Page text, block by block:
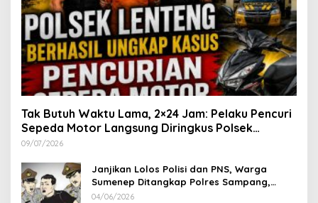
Tak Butuh Waktu Lama, 2×24 Jam: Pelaku Pencuri
Sepeda Motor Langsung Diringkus Polsek
Lenteng di Wilayah Manding
09/07/2026
Janjikan Lolos Polisi dan PNS, Warga
Sumenep Ditangkap Polres Sampang,
Korban Rugi Rp 600 juta
04/06/2026